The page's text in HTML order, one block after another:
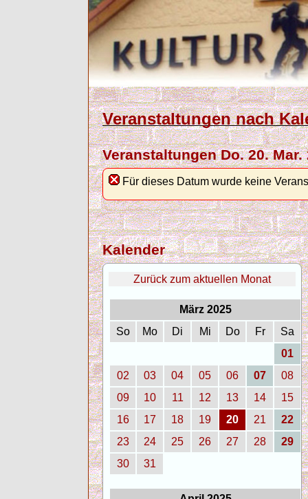
Veranstaltungen nach
Veranstaltungen Do. 20. Mar.
Für dieses Datum wurde keine
Kalender
Zurück zum aktuellen Monat
März 2025
So
Mo Di Mi Do Fr
Sa
01
02
03 04 05 06 07
08
09
10 11 12 13 14
15
16
17 18 19 20 21
22
23
24 25 26 27 28
29
30
31